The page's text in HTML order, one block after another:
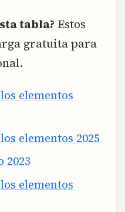
tabla? Estos
gratuita para
elementos
elementos 2025
2023
elementos